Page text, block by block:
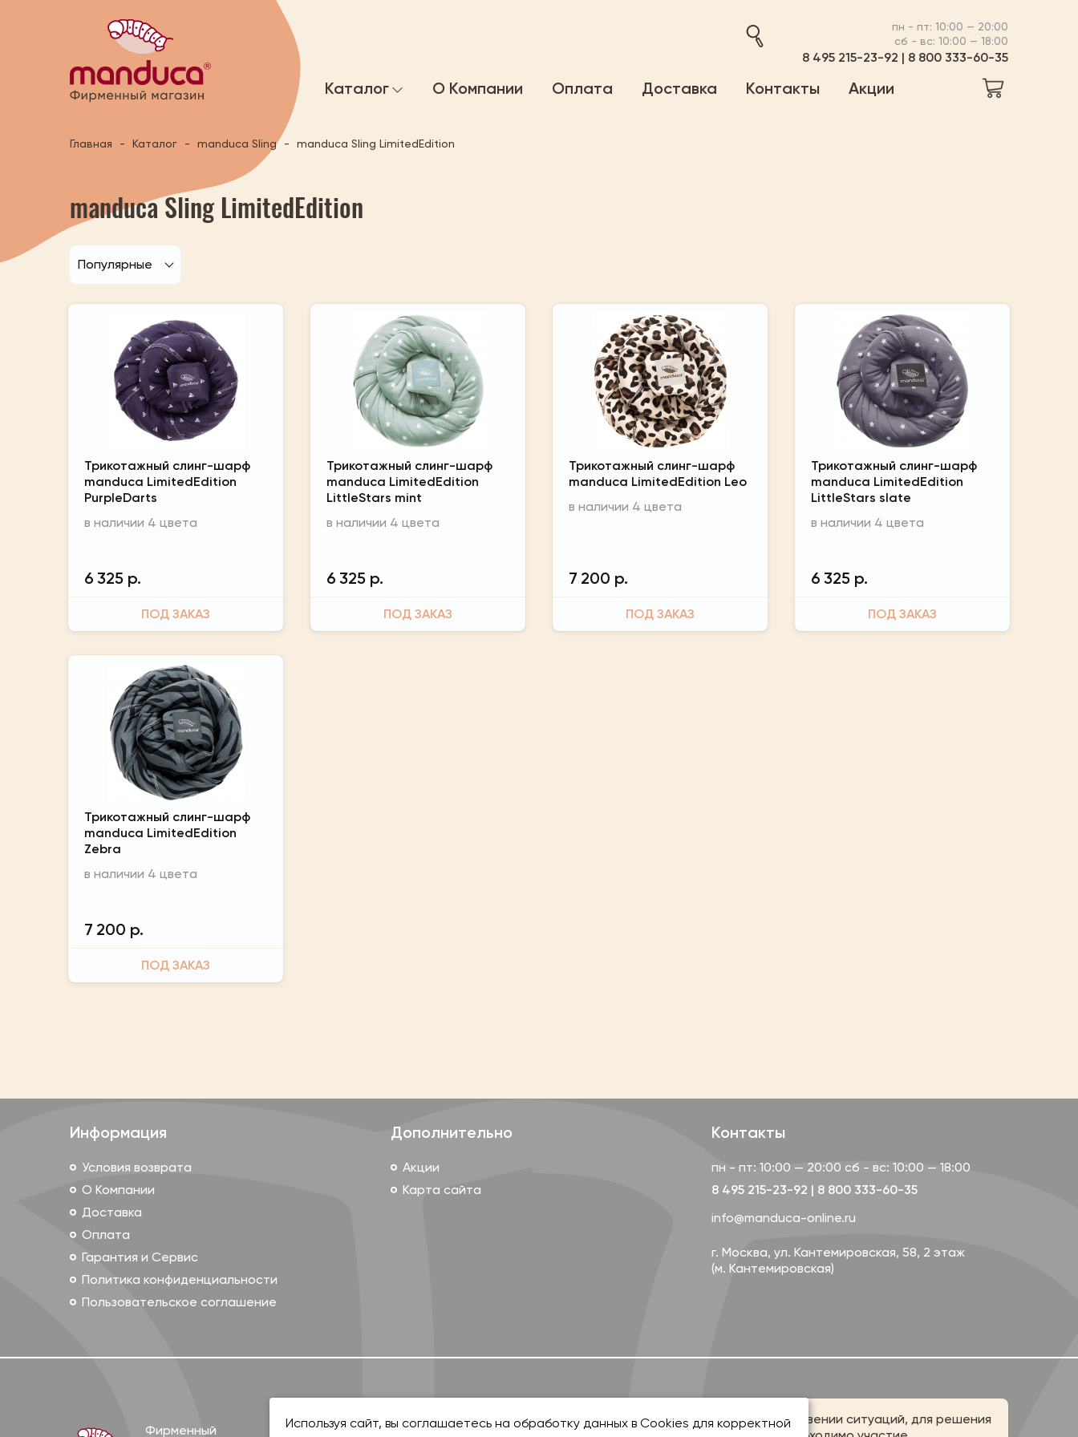
пн - пт: 10:00 — 20:00
сб - вс: 10:00 — 18:00
8 495 215-23-92 | 8 800 333-60-35
Каталог О Компании Оплата Доставка Контакты Акции
Главная Каталог manduca Sling manduca Sling LimitedEdition
manduca Sling LimitedEdition
Популярные
Трикотажный слинг-шарф
manduca LimitedEdition
PurpleDarts
в наличии 4 цвета
6 325 р.
ПОД ЗАКАЗ
Трикотажный слинг-шарф
manduca LimitedEdition
LittleStars mint
в наличии 4 цвета
6 325 р.
ПОД ЗАКАЗ
Трикотажный слинг-шарф
manduca LimitedEdition Leo
в наличии 4 цвета
7 200 р.
ПОД ЗАКАЗ
Трикотажный слинг-шарф
manduca LimitedEdition
LittleStars slate
в наличии 4 цвета
6 325 р.
ПОД ЗАКАЗ
Трикотажный слинг-шарф
manduca LimitedEdition
Zebra
в наличии 4 цвета
7 200 р.
ПОД ЗАКАЗ
Информация
Условия возврата
О Компании
Доставка
Оплата
Гарантия и Сервис
Политика конфиденциальности
Пользовательское соглашение
Дополнительно
Акции
Карта сайта
Контакты
пн - пт: 10:00 — 20:00 сб - вс: 10:00 — 18:00
8 495 215-23-92 | 8 800 333-60-35
info@manduca-online.ru
г. Москва, ул. Кантемировская, 58, 2 этаж
(м. Кантемировская)
Фирменный
При возникновении ситуаций, для решения
Используя сайт, вы соглашаетесь на обработку данных в Cookies для корректной